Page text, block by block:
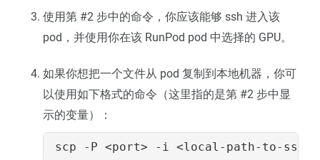
使用第 #2 步中的命令，你应该能够 ssh 进入该
pod，并使用你在该 RunPod pod 中选择的 GPU。
如果你想把一个文件从 pod 复制到本地机器，你可
以使用如下格式的命令（这里指的是第 #2 步中显
示的变量）：